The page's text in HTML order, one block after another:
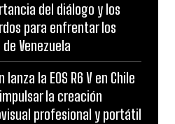
del diálogo y los
para enfrentar los
Venezuela
lanza la EOS R6 V en Chile
la creación
profesional y portátil